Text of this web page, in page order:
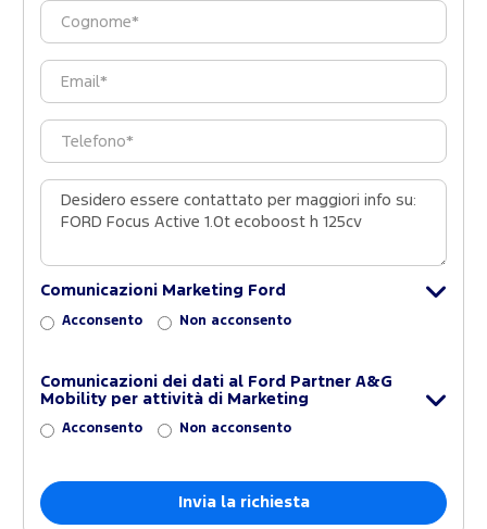
Comunicazioni Marketing Ford
Acconsento Non acconsento
Comunicazioni dei dati al Ford Partner A&G
Mobility per attività di Marketing
Acconsento Non acconsento